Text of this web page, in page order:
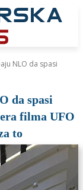
NLO da spasi
da spasi
filma UFO
to